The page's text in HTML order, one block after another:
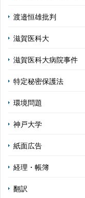
渡邉恒雄批判
滋賀医科大
滋賀医科大病院事件
特定秘密保護法
環境問題
神戸大学
紙面広告
経理・帳簿
翻訳